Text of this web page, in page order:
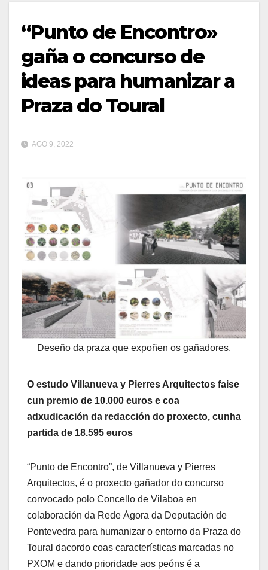
“Punto de Encontro»
gaña o concurso de
ideas para humanizar a
Praza do Toural
AGO 9, 2022
Deseño da praza que expoñen os gañadores.
O estudo Villanueva y Pierres Arquitectos faise
cun premio de 10.000 euros e coa
adxudicación da redacción do proxecto, cunha
partida de 18.595 euros
“Punto de Encontro”, de Villanueva y Pierres
Arquitectos, é o proxecto gañador do concurso
convocado polo Concello de Vilaboa en
colaboración da Rede Ágora da Deputación de
Pontevedra para humanizar o entorno da Praza do
Toural dacordo coas características marcadas no
PXOM e dando prioridade aos peóns é a